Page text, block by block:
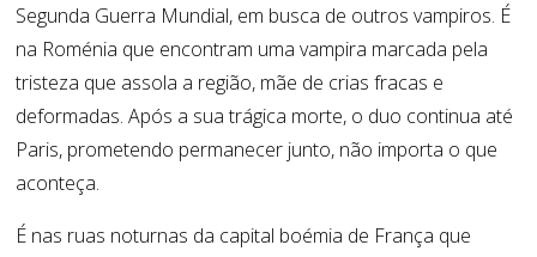
Segunda Guerra Mundial, em busca de outros vampiros. É
na Roménia que encontram uma vampira marcada pela
tristeza que assola a região, mãe de crias fracas e
deformadas. Após a sua trágica morte, o duo continua até
Paris, prometendo permanecer junto, não importa o que
aconteça.
É nas ruas noturnas da capital boémia de França que